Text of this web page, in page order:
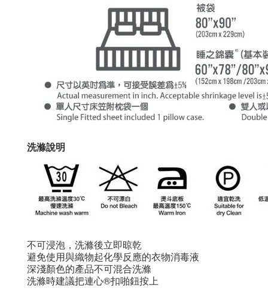
洗滌說明
不可浸泡，洗滌後立即晾乾
避免使用與織物起化學反應的衣物消毒液
深淺顏色的產品不可混合洗滌
洗滌時建議把連心®扣啪鈕按上